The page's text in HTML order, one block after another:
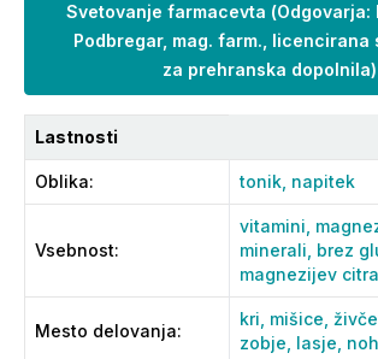
Svetovanje farmacevta (Odgovarja:
Podbregar, mag. farm., licencirana
za prehranska dopolnila)
Lastnosti
Oblika: tonik, napitek
Vsebnost:
vitamini,
minerali, brez
magnezijev
Mesto delovanja:
kri, mišice,
zobje, lasje,